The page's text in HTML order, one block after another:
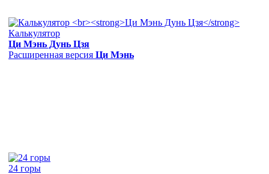
Калькулятор
Ци Мэнь Дунь Цзя
Расширенная версия Ци Мэнь
24 горы